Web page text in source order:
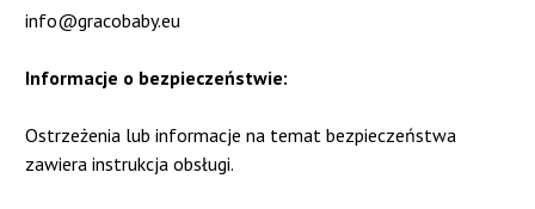
info@gracobaby.eu
Informacje o bezpieczeństwie:
Ostrzeżenia lub informacje na temat bezpieczeństwa
zawiera instrukcja obsługi.